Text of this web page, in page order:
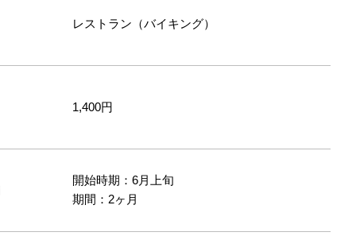
レストラン（バイキング）
1,400円
開始時期：6月上旬
期間：2ヶ月